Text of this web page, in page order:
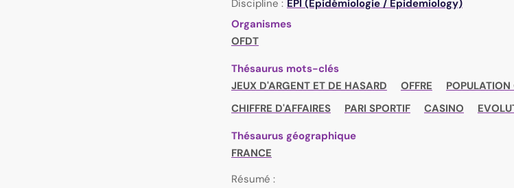
Discipline : EPI (Epidémiologie / Epidemiology)
Organismes
OFDT
Thésaurus mots-clés
JEUX D'ARGENT ET DE HASARD
OFFRE POPULATION
CHIFFRE D'AFFAIRES
PARI SPORTIF CASINO
Thésaurus géographique
FRANCE
Résumé :